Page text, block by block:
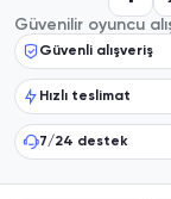
Güvenilir oyuncu
Güvenli alışveriş
Hızlı teslimat
7/24 destek